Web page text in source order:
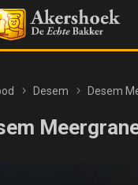
Desem Desem